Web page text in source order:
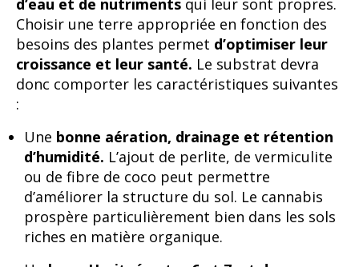
Choisir une terre appropriée en fonction des
besoins des plantes permet d’optimiser leur
croissance et leur santé. Le substrat devra
donc comporter les caractéristiques suivantes
:
Une bonne aération, drainage et rétention
d’humidité. L’ajout de perlite, de vermiculite
ou de fibre de coco peut permettre
d’améliorer la structure du sol. Le cannabis
prospère particulièrement bien dans les sols
riches en matière organique.